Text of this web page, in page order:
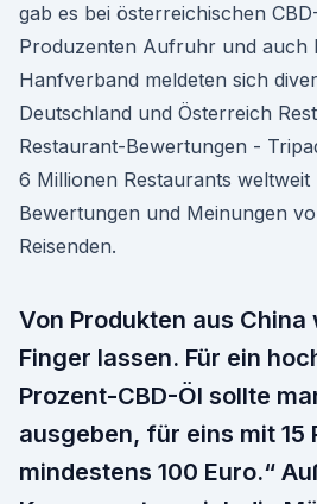
gab es bei österreichischen
Produzenten Aufruhr und auch
Hanfverband meldeten sich
Deutschland und Österreich
Restaurant-Bewertungen -
6 Millionen Restaurants
Bewertungen und Meinungen
Reisenden.
Von Produkten aus China
Finger lassen. Für ein
Prozent-CBD-Öl sollte
ausgeben, für eins mit 15
mindestens 100 Euro.“